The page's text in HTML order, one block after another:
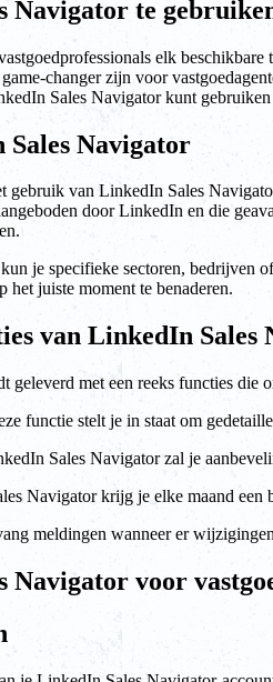
Navigator te
elk
changer zijn voor
Sales Navigator kunt
Navigator
gebruik van LinkedIn Sales
door LinkedIn en die
je specifieke sectoren, bedrijven
het juiste moment te benaderen.
van LinkedIn Sales
geleverd met een reeks functies
functie stelt je in staat om
Sales Navigator zal je
Navigator krijg je elke maand een
meldingen wanneer er
Navigator voor